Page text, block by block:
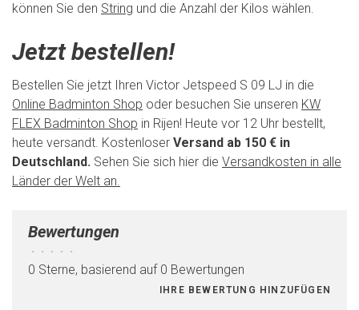
können Sie den String und die Anzahl der Kilos wählen.
Jetzt bestellen!
Bestellen Sie jetzt Ihren Victor Jetspeed S 09 LJ in die
Online Badminton Shop oder besuchen Sie unseren KW
FLEX Badminton Shop in Rijen! Heute vor 12 Uhr bestellt,
heute versandt. Kostenloser Versand ab 150 € in
Deutschland. Sehen Sie sich hier die Versandkosten in alle
Länder der Welt an.
Bewertungen
• • • • •
0 Sterne, basierend auf 0 Bewertungen
IHRE BEWERTUNG HINZUFÜGEN